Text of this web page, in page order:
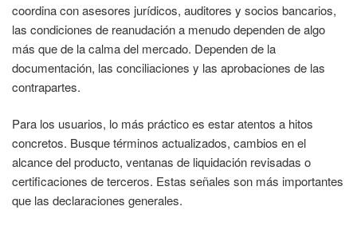
coordina con asesores jurídicos, auditores y socios bancarios,
las condiciones de reanudación a menudo dependen de algo
más que de la calma del mercado. Dependen de la
documentación, las conciliaciones y las aprobaciones de las
contrapartes.
Para los usuarios, lo más práctico es estar atentos a hitos
concretos. Busque términos actualizados, cambios en el
alcance del producto, ventanas de liquidación revisadas o
certificaciones de terceros. Estas señales son más importantes
que las declaraciones generales.